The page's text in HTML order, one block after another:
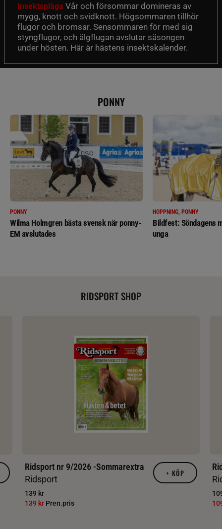
Insektsplåga Vår och försommar domineras av
mygg, knott och svidknott. Högsommaren tillhör
flugor och bromsar. Sensommaren för med sig
styngflugor, och älgflugan avslutar säsongen
under hösten. Här är hästens insektskalender.
PONNY
PONNY
Wilma Holmgren bästa svensk när ponny-
EM avslutades
HOPPNING, PONNY
Bildfest: Söndagens
unga
RIDSPORT SHOP
Ridsport nr 9/2026 -Sommarextra
Ridsport
139 kr
139 kr Pren.pris
+ KÖP